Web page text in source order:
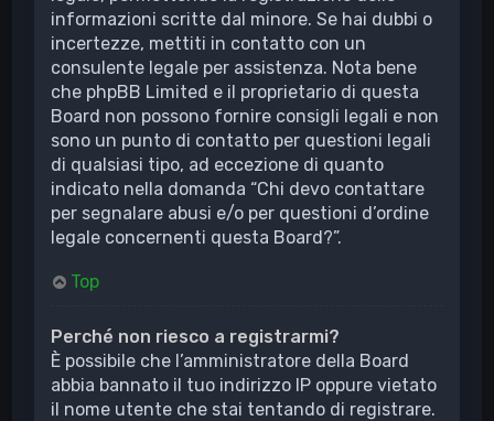
informazioni scritte dal minore. Se hai dubbi o
incertezze, mettiti in contatto con un
consulente legale per assistenza. Nota bene
che phpBB Limited e il proprietario di questa
Board non possono fornire consigli legali e non
sono un punto di contatto per questioni legali
di qualsiasi tipo, ad eccezione di quanto
indicato nella domanda “Chi devo contattare
per segnalare abusi e/o per questioni d’ordine
legale concernenti questa Board?”.
Top
Perché non riesco a registrarmi?
È possibile che l’amministratore della Board
abbia bannato il tuo indirizzo IP oppure vietato
il nome utente che stai tentando di registrare.